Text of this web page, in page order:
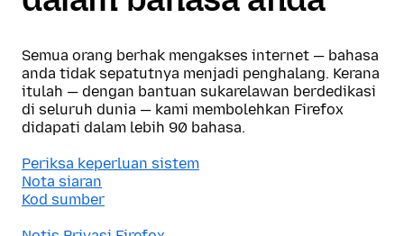
Semua orang berhak mengakses internet — bahasa
anda tidak sepatutnya menjadi penghalang. Kerana
itulah — dengan bantuan sukarelawan berdedikasi
di seluruh dunia — kami membolehkan Firefox
didapati dalam lebih 90 bahasa.
Periksa keperluan sistem
Nota siaran
Kod sumber